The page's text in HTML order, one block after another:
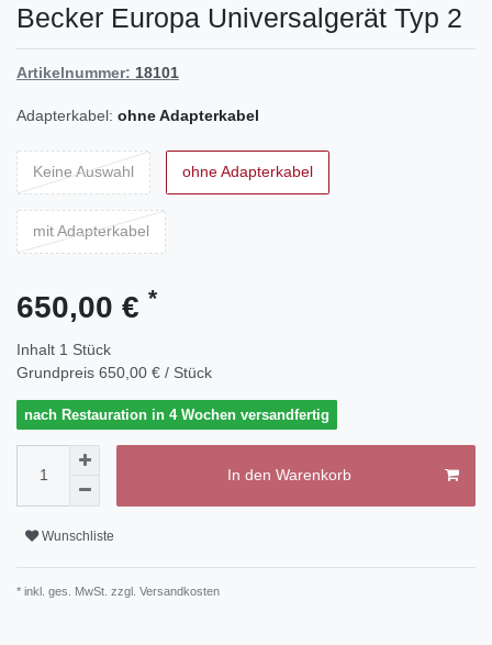
Becker Europa Universalgerät Typ 2
Artikelnummer: 18101
Adapterkabel: ohne Adapterkabel
Keine Auswahl ohne Adapterkabel
mit Adapterkabel
650,00 € *
Inhalt 1 Stück
Grundpreis 650,00 € / Stück
nach Restauration in 4 Wochen versandfertig
In den Warenkorb
Wunschliste
* inkl. ges. MwSt. zzgl. Versandkosten